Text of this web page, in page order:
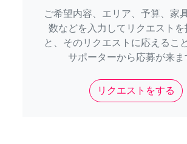
ご希望内容、エリア、予算、家
数などを入力してリクエストを
と、そのリクエストに応えるこ
サポーターから応募が来ま
リクエストをする